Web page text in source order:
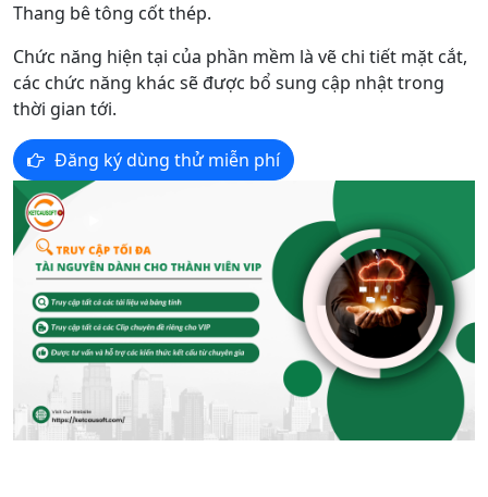
Thang bê tông cốt thép.
Chức năng hiện tại của phần mềm là vẽ chi tiết mặt cắt,
các chức năng khác sẽ được bổ sung cập nhật trong
thời gian tới.
Đăng ký dùng thử miễn phí